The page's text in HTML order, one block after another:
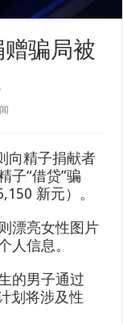
骗局被
精子捐献者
子“借贷”骗
新元）。
漂亮女性图片
人信息。
的男子通过
划将涉及性